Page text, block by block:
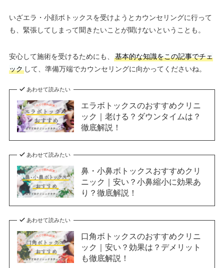
いざエラ・小顔ボトックスを受けようとカウンセリングに行って
も、緊張してしまって聞きたいことが聞けないということも。
安心して施術を受けるためにも、
基本的な知識をこの記事でチェ
ックして、準備万端でカウンセリングに向かってくださいね。
あわせて読みたい
エラボトックスのおすすめクリニ
ック｜老ける？ダウンタイムは？
徹底解説！
あわせて読みたい
鼻・小鼻ボトックスおすすめクリ
ニック｜安い？小鼻縮小に効果あ
り？徹底解説！
あわせて読みたい
口角ボトックスのおすすめクリニ
ック｜安い？効果は？デメリット
も徹底解説！